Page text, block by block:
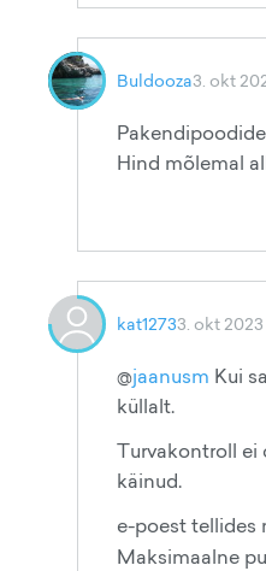
Buldooza3. okt
Hind mõlemal
kat12733. okt 2023
@jaanusm Kui
küllalt.
Turvakontroll ei
käinud.
e-poest tellides
Maksimaalne